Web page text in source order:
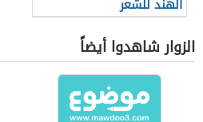
الهند للشعر
الزوار شاهدوا أيضاً